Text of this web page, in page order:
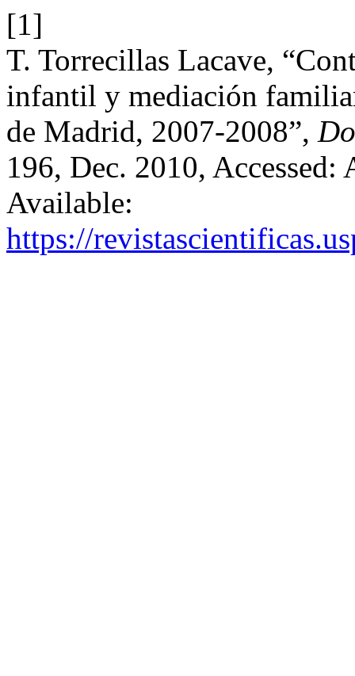
[1]
T. Torrecillas Lacave,
infantil y mediación
de Madrid, 2007-2008”,
196, Dec. 2010,
Available:
https://